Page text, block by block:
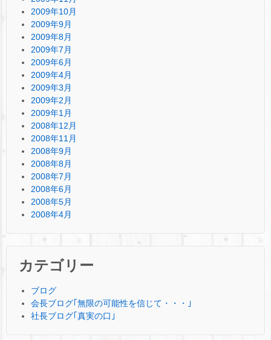
2009年10月
2009年9月
2009年8月
2009年7月
2009年6月
2009年4月
2009年3月
2009年2月
2009年1月
2008年12月
2008年11月
2008年9月
2008年8月
2008年7月
2008年6月
2008年5月
2008年4月
カテゴリー
ブログ
会長ブログ｢無限の可能性を信じて・・・｣
社長ブログ｢真実の口｣